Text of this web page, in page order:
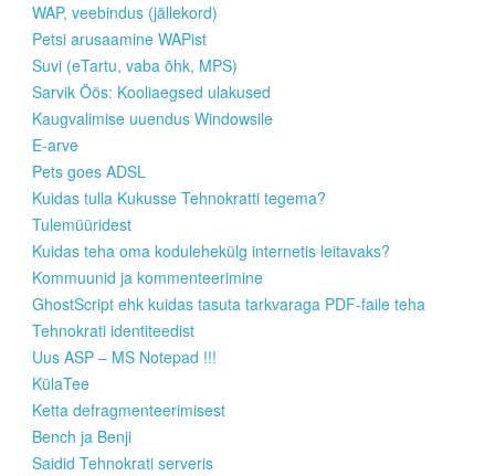
WAP, veebindus (jällekord)
Petsi arusaamine WAPist
Suvi (eTartu, vaba õhk, MPS)
Sarvik Öös: Kooliaegsed ulakused
Kaugvalimise uuendus Windowsile
E-arve
Pets goes ADSL
Kuidas tulla Kukusse Tehnokratti tegema?
Tulemüüridest
Kuidas teha oma kodulehekülg internetis leitavaks?
Kommuunid ja kommenteerimine
GhostScript ehk kuidas tasuta tarkvaraga PDF-faile teha
Tehnokrati identiteedist
Uus ASP – MS Notepad !!!
KülaTee
Ketta defragmenteerimisest
Bench ja Benji
Saidid Tehnokrati serveris